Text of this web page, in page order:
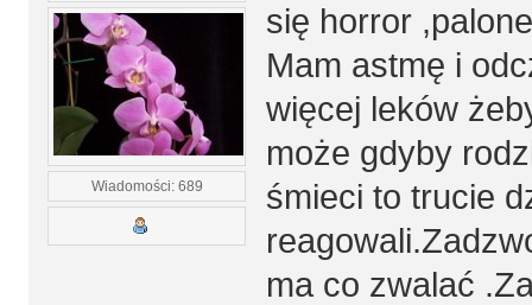
Wiadomości: 689
się horror
Mam astmę i
więcej leków
może gdyby
śmieci to trucie
ma co zwalać